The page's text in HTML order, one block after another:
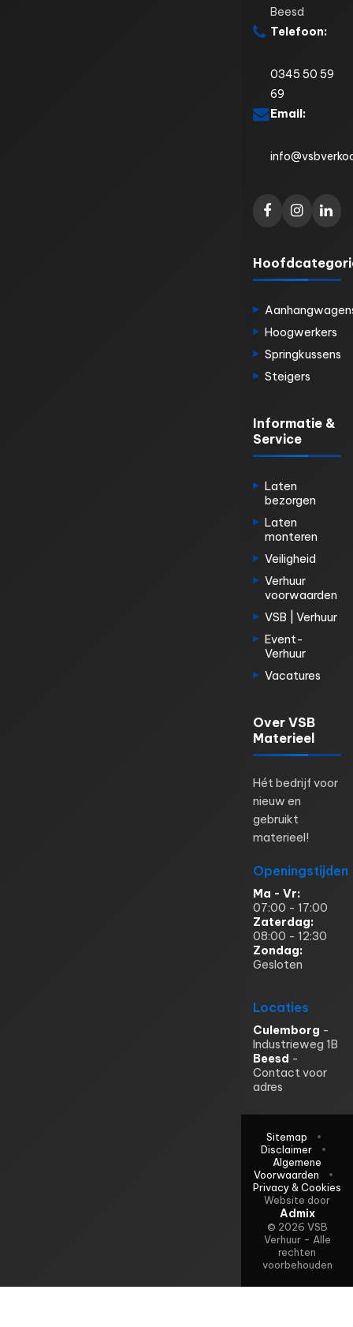
Beesd
Telefoon:
0345 50 59
69
Email:
Hoogwerkers
Springkussens
Steigers
Informatie &
Service
Laten
bezorgen
Laten
monteren
Veiligheid
Verhuur
voorwaarden
VSB | Verhuur
Event-
Verhuur
Vacatures
Over VSB
Materieel
Hét bedrijf voor
nieuw en
gebruikt
materieel!
Openingstijden
Ma - Vr:
07:00 - 17:00
Zaterdag:
08:00 - 12:30
Zondag:
Gesloten
Locaties
Culemborg -
Industrieweg 1B
Beesd -
Contact voor
adres
© 2026 VSB
Verhuur - Alle
rechten
voorbehouden
Sitemap
Disclaimer
Algemene
Voorwaarden
Privacy & Cookies
Website door
Admix